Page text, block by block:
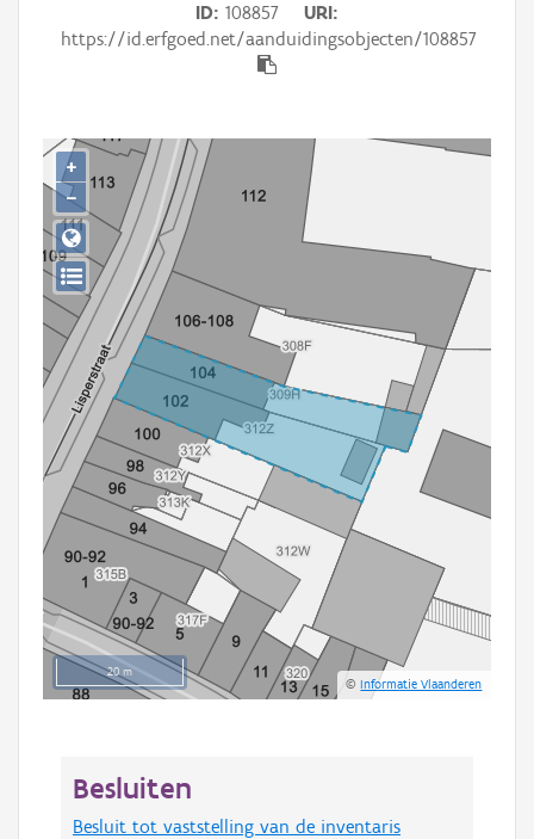
Gebeurtenis
Downloads
Hergebruik
Aanmelden
ID 108857
URI
https://id.erfgoed.net/aanduidingsobjecten/108857
20 m
©Informatie Vlaanderen
+
−
Besluiten
Besluit tot vaststelling van de inventaris